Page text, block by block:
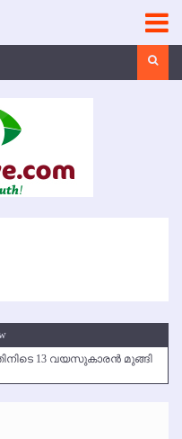
13 വയസുകാരന്‍ മുങ്ങി
ജൂണ്‍ 17 മുതല്‍